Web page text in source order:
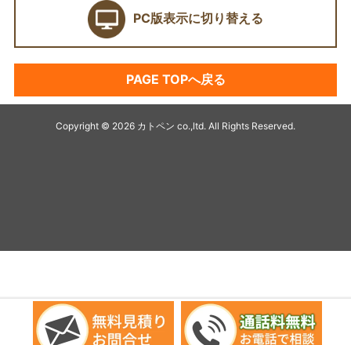
契約前に確認したい業者選びの7つのポイント
外壁塗装セミナー
アステック
雨漏り診断
PC版表示に切り替える
PAGE TOPへ戻る
Copyright © 2026 カトペン co.,ltd. All Rights Reserved.